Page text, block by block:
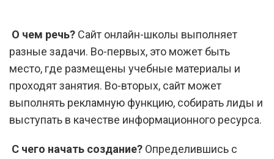
О чем речь? Сайт онлайн-школы выполняет
разные задачи. Во-первых, это может быть
место, где размещены учебные материалы и
проходят занятия. Во-вторых, сайт может
выполнять рекламную функцию, собирать лиды и
выступать в качестве информационного ресурса.
С чего начать создание? Определившись с